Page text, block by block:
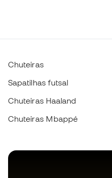
Chuteiras
Sapatilhas futsal
Chuteiras Haaland
Chuteiras Mbappé